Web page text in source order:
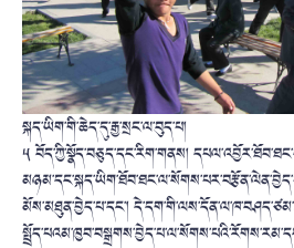
སྐད་ཡིག་གི་ཆེད་དུ་རྒྱ་སྲང་ལ་བུད་པ།
༥ བོད་ཀྱི་སྣོད་བཅུད་དང་རིག་གནས།
མོས་མཐུན་བྱེད་པ་དང་།